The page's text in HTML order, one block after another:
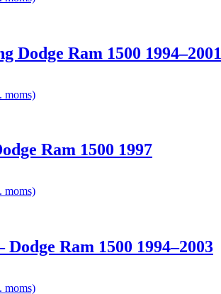
Dodge Ram 1500 1994–2001
moms)
Ram 1500 1997
moms)
Ram 1500 1994–2003
moms)